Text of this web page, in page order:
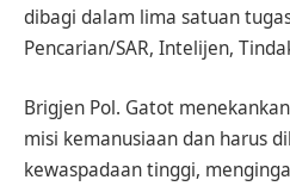
dibagi dalam lima satuan
Pencarian/SAR, Intelijen,
Brigjen Pol. Gatot
misi kemanusiaan dan harus
kewaspadaan tinggi,